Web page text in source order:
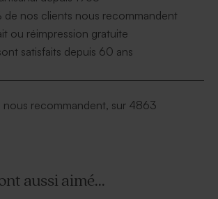
de nos clients nous recommandent
ou réimpression gratuite
satisfaits depuis 60 ans
nous recommandent, sur 4863
aussi aimé...